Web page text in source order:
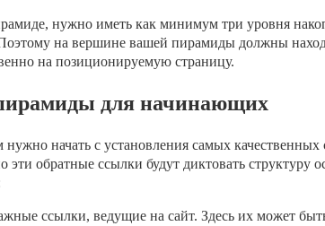
нужно иметь как минимум три уровня
на вершине вашей пирамиды должны
на позиционируемую страницу.
для начинающих
нужно начать с установления самых
эти обратные ссылки будут диктовать структуру
ссылки, ведущие на сайт. Здесь их может